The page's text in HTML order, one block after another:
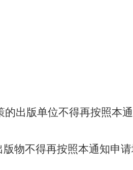
出版单位不得再按照本
物不得再按照本通知申